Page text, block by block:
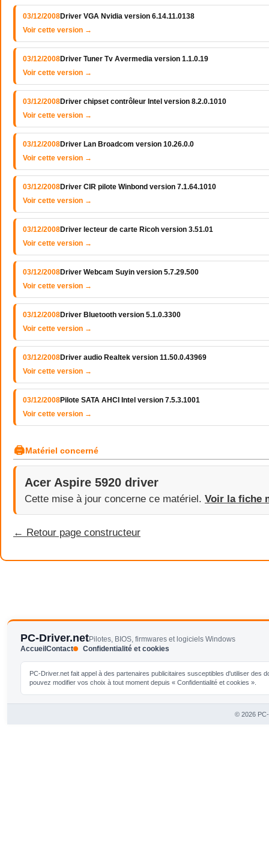
03/12/2008Driver VGA Nvidia version 6.14.11.0138
Voir cette version →
03/12/2008Driver Tuner Tv Avermedia version 1.1.0.19
Voir cette version →
03/12/2008Driver chipset contrôleur Intel version 8.2.0.1010
Voir cette version →
03/12/2008Driver Lan Broadcom version 10.26.0.0
Voir cette version →
03/12/2008Driver CIR pilote Winbond version 7.1.64.1010
Voir cette version →
03/12/2008Driver lecteur de carte Ricoh version 3.51.01
Voir cette version →
03/12/2008Driver Webcam Suyin version 5.7.29.500
Voir cette version →
03/12/2008Driver Bluetooth version 5.1.0.3300
Voir cette version →
03/12/2008Driver audio Realtek version 11.50.0.43969
Voir cette version →
03/12/2008Pilote SATA AHCI Intel version 7.5.3.1001
Voir cette version →
🖨Matériel concerné
Acer Aspire 5920 driver
Cette mise à jour concerne ce matériel. Voir la fiche
← Retour page constructeur
PC-Driver.netPilotes, BIOS, firmwares et logiciels Windows
AccueilContact Confidentialité et cookies
PC-Driver.net fait appel à des partenaires publicitaires susceptibles d'utiliser
pouvez modifier vos choix à tout moment depuis « Confidentialité et cookies ».
© 2026